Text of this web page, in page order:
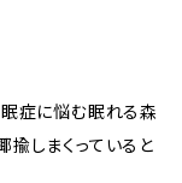
眠症に悩む眠れる森
揄しまくっていると